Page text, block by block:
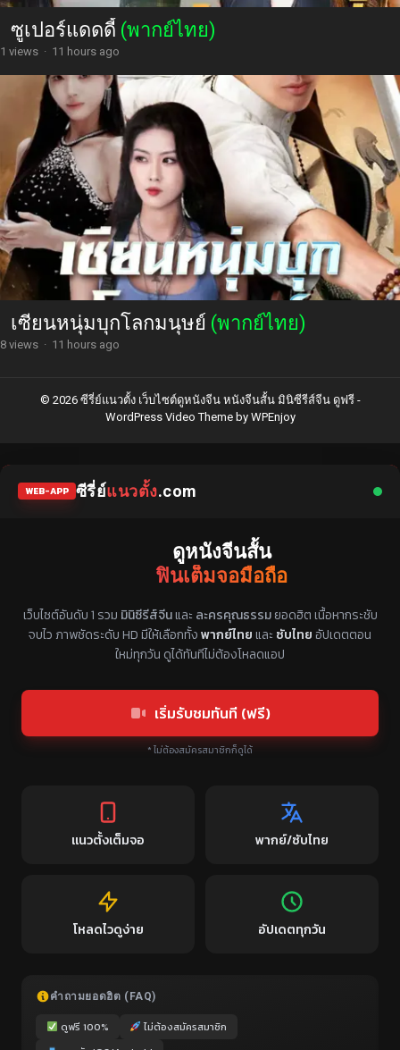
ซูเปอร์แดดดี้ (พากย์ไทย)
1 views · 11 hours ago
เซียนหนุ่มบุกโลกมนุษย์ (พากย์ไทย)
8 views · 11 hours ago
© 2026 ซีรี่ย์แนวตั้ง เว็บไซต์ดูหนังจีน หนังจีนสั้น มินิซีรีส์จีน ดูฟรี -
WordPress Video Themeby WPEnjoy
WEB-APP ซีรี่ย์แนวตั้ง.com
ดูหนังจีนสั้น
ฟินเต็มจอมือถือ
เว็บไซต์อันดับ 1 รวม มินิซีรีส์จีนและ ละครคุณธรรมยอดฮิต เนื้อหากระชับ
จบไว ภาพชัดระดับ HD มีให้เลือกทั้งพากย์ไทยและ ซับไทยอัปเดตตอน
ใหม่ทุกวัน ดูได้ทันทีไม่ต้องโหลดแอป
เริ่มรับชมทันที (ฟรี)
* ไม่ต้องสมัครสมาชิกก็ดูได้
แนวตั้งเต็มจอ พากย์/ซับไทย
โหลดไวดูง่าย อัปเดตทุกวัน
คำถามยอดฮิต (FAQ)
ดูฟรี 100%
ไม่ต้องสมัครสมาชิก